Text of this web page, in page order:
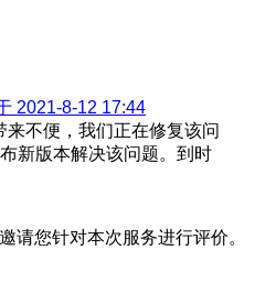
2021-8-12 17:44
不便，我们正在修复该问
新版本解决该问题。到时
请您针对本次服务进行评价。